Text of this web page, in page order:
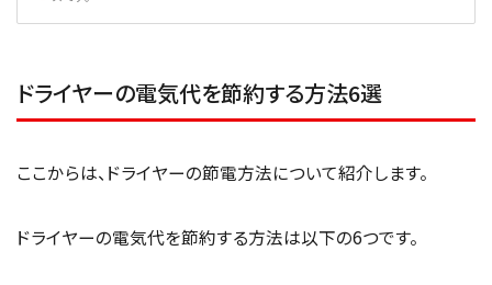
ドライヤーの電気代を節約する方法6選
ここからは、ドライヤーの節電方法について紹介します。
ドライヤーの電気代を節約する方法は以下の6つです。